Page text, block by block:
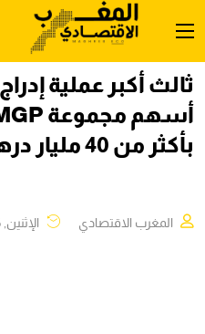
ثالث أكبر عملية
بأكثر من 40 مليار درهم
المغرب الاقتصادي الإثنين, 16 ديسمبر 2024, 14:01